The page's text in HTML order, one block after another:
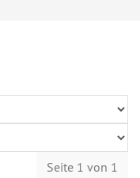
Seite 1 von 1